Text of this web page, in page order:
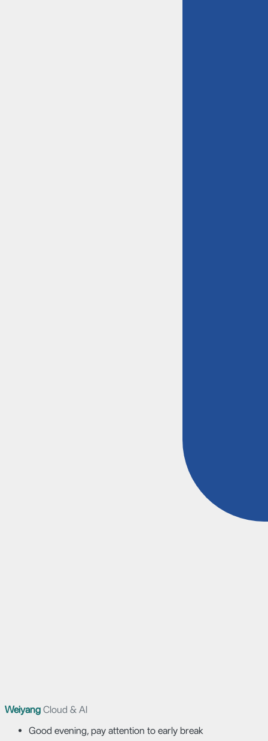
Weiyang Cloud & AI
Good evening, pay attention to early break